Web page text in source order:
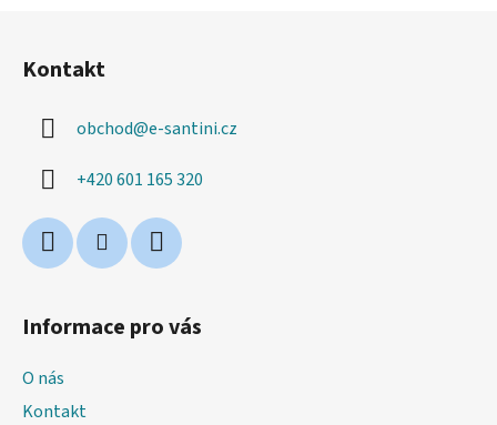
Kontakt
obchod@e-santini.cz
+420 601 165 320
Informace pro vás
O nás
Kontakt